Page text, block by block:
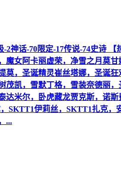
-2神话-70限定-17传说-74史诗
魔女阿卡丽虚荣，净雪之月莫
莫，圣诞精灵崔丝塔娜，圣诞
茂凯，雪默丁格，雪装奈德丽
达米尔，卧虎藏龙贾克斯，诺
SKTT1伊莉丝，SKTT1扎克
...